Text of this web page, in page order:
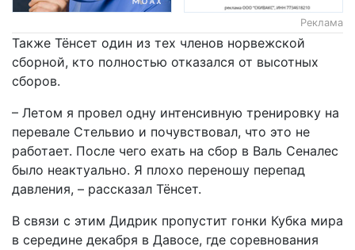
Реклама
Также Тёнсет один из тех членов норвежской
сборной, кто полностью отказался от высотных
сборов.
– Летом я провел одну интенсивную тренировку на
перевале Стельвио и почувствовал, что это не
работает. После чего ехать на сбор в Валь Сеналес
было неактуально. Я плохо переношу перепад
давления, – рассказал Тёнсет.
В связи с этим Дидрик пропустит гонки Кубка мира
в середине декабря в Давосе, где соревнования